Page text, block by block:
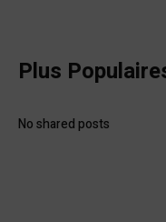
Plus
No shared posts